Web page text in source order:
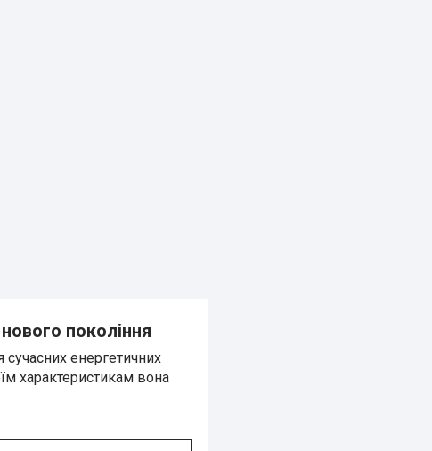
покоління
енергетичних
характеристикам вона